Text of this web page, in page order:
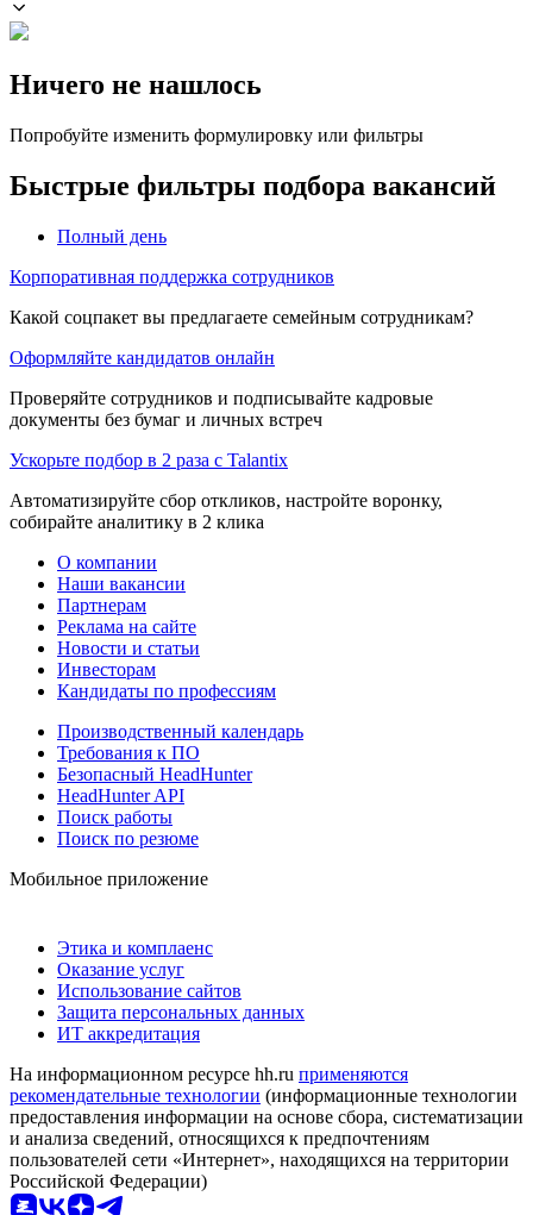
Ничего не нашлось
Попробуйте изменить формулировку или фильтры
Быстрые фильтры подбора вакансий
Полный день
Корпоративная поддержка сотрудников
Какой соцпакет вы предлагаете семейным сотрудникам?
Оформляйте кандидатов онлайн
Проверяйте сотрудников и подписывайте кадровые
документы без бумаг и личных встреч
Ускорьте подбор в 2 раза с Talantix
Автоматизируйте сбор откликов, настройте воронку,
собирайте аналитику в 2 клика
О компании
Наши вакансии
Партнерам
Реклама на сайте
Новости и статьи
Инвесторам
Кандидаты по профессиям
Производственный календарь
Требования к ПО
Безопасный HeadHunter
HeadHunter API
Поиск работы
Поиск по резюме
Мобильное приложение
Этика и комплаенс
Оказание услуг
Использование сайтов
Защита персональных данных
ИТ аккредитация
На информационном ресурсе hh.ru применяются
рекомендательные технологии (информационные технологии
предоставления информации на основе сбора, систематизации
и анализа сведений, относящихся к предпочтениям
пользователей сети «Интернет», находящихся на территории
Российской Федерации)